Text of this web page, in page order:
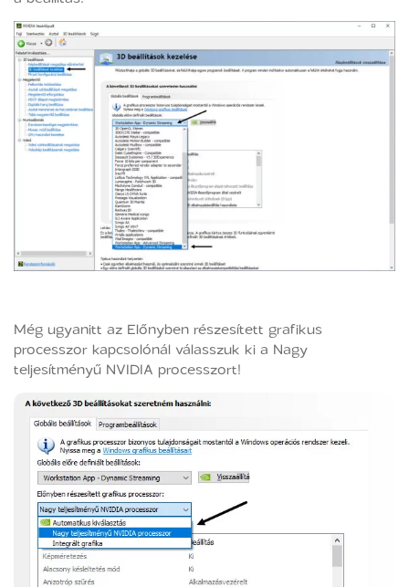
Még ugyanitt az Előnyben részesített grafikus
processzor kapcsolónál válasszuk ki a Nagy
teljesítményű NVIDIA processzort!